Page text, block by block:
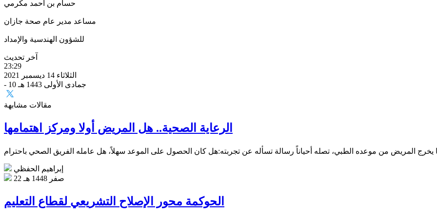
حسام بن أحمد مكرمي
مساعد مدير عام صحة جازان
للشؤون الهندسية والإمداد
آخر تحديث
23:29
الثلاثاء 14 ديسمبر 2021
- 10 جمادى الأولى 1443 هـ
مقالات مشابهة
الرعاية الصحية.. هل المريض أولا ومركز اهتمامها
إبراهيم الحفظي
22 صفر 1448 هـ
الحوكمة محور الإصلاح التشريعي لقطاع التعليم